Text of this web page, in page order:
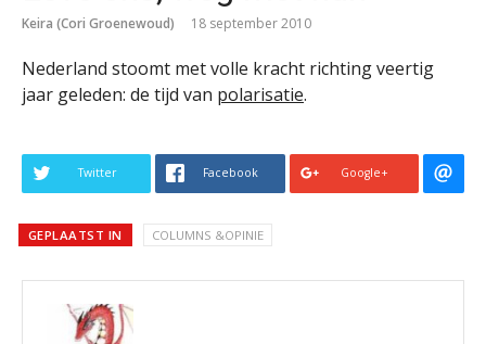
Keira (Cori Groenewoud) 18 september 2010
Nederland stoomt met volle kracht richting veertig
jaar geleden: de tijd van polarisatie.
Twitter Facebook Google+
GEPLAATST IN COLUMNS &OPINIE